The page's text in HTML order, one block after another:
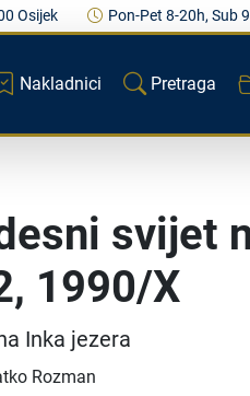
Osijek Pon-Pet 8-20h, Sub
Nakladnici Pretraga
svijet
1990/X
Inka jezera
Rozman